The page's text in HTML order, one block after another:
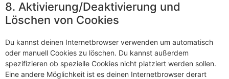
8. Aktivierung/Deaktivierung und
Löschen von Cookies
Du kannst deinen Internetbrowser verwenden um automatisch
oder manuell Cookies zu löschen. Du kannst außerdem
spezifizieren ob spezielle Cookies nicht platziert werden sollen.
Eine andere Möglichkeit ist es deinen Internetbrowser derart